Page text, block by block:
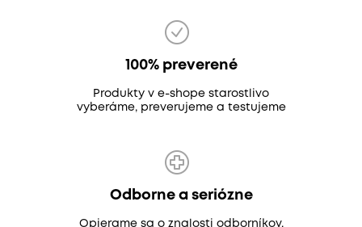
100% preverené
Produkty v e-shope starostlivo
vyberáme, preverujeme a testujeme
Odborne a seriózne
Opierame sa o znalosti odborníkov,